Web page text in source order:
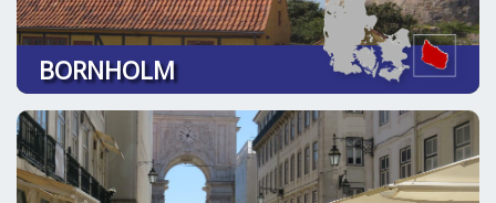
BORNHOLM